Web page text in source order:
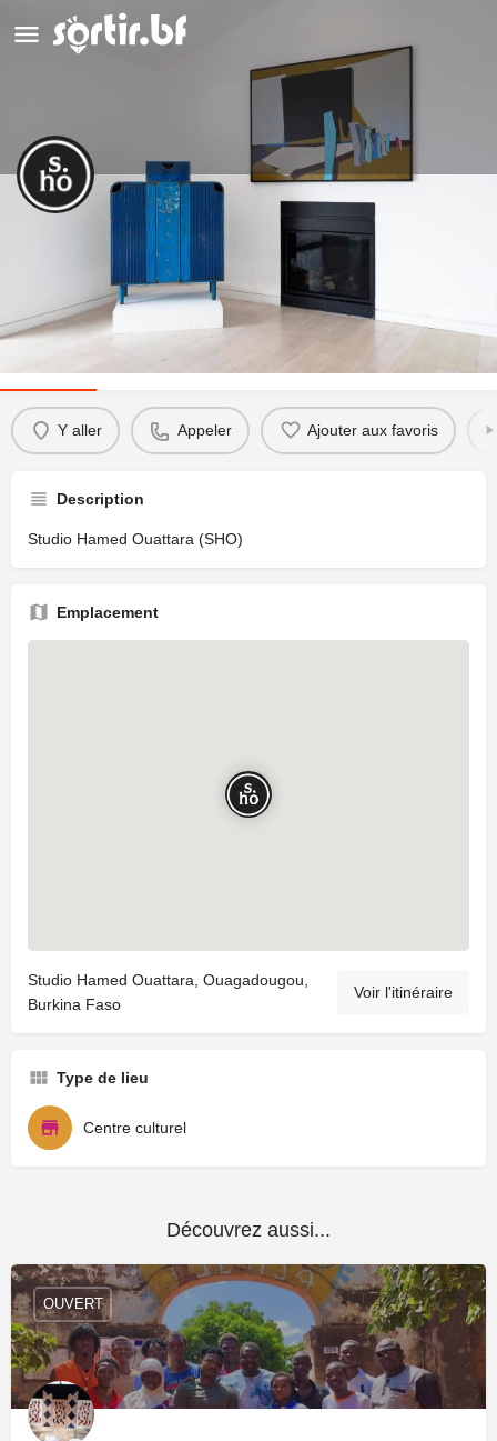
Studio Hamed Ouattara (SHO)
Appeler
Y aller Appeler Ajouter aux favoris
Description
Studio Hamed Ouattara (SHO)
Emplacement
Studio Hamed Ouattara, Ouagadougou,
Burkina Faso
Voir l'itinéraire
Type de lieu
Centre culturel
Découvrez aussi...
OUVERT